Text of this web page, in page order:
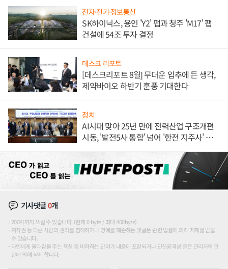
전자·전기·정보통신
SK하이닉스, 용인 'Y2' 팹과 청주 'M17' 팹
건설에 54조 투자 결정
데스크 리포트
[데스크리포트 8월] 무더운 입추에 든 생각,
제약바이오 하반기 훈풍 기대한다
정치
AI시대 맞아 25년 만에 전력산업 구조개편
시동, '발전5사 통합' 넘어 '한전 지주사' 재편
기사댓글0개
200자까지 쓰실 수 있습니다. (현재 0 byte / 최대 400byte)
저작권 등 다른 사람의 권리를 침해하거나 명예를 훼손하는 댓글은 관련 법률에 의해 제재를 받을
수 있습니다.
타인에게 불쾌감을 주는 욕설 등 비하하는 단어가 내용에 포함되거나 인신공격성 글은 관리자의 판
단에 의해 삭제 합니다.